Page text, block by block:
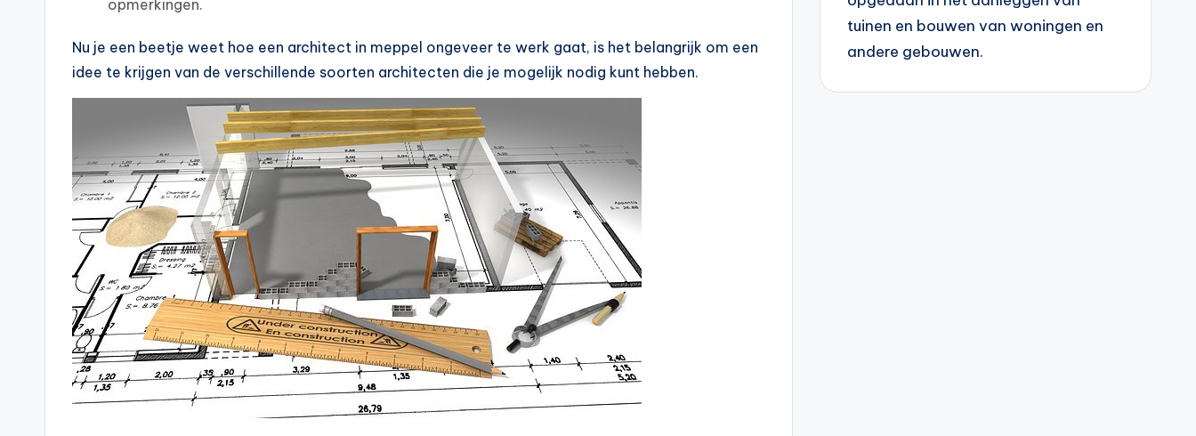
opmerkingen.
Nu je een beetje weet hoe een architect in meppel ongeveer te werk gaat, is het belangrijk om een
idee te krijgen van de verschillende soorten architecten die je mogelijk nodig kunt hebben.
tuinen en bouwen van woningen en
andere gebouwen.